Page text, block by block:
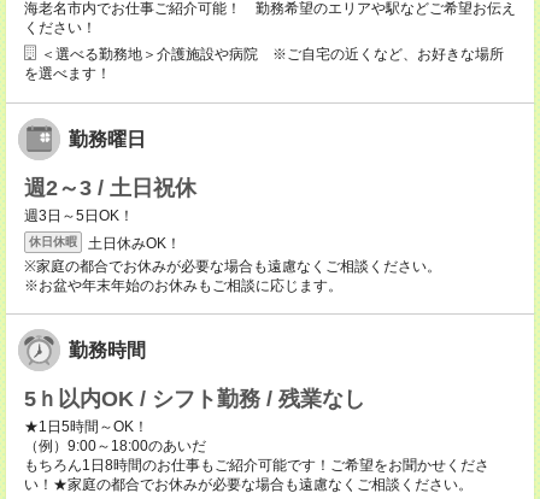
海老名市内でお仕事ご紹介可能！ 勤務希望のエリアや駅などご希望お伝え
ください！
＜選べる勤務地＞介護施設や病院 ※ご自宅の近くなど、お好きな場所
を選べます！
勤務曜日
週2～3 / 土日祝休
週3日～5日OK！
休日休暇
土日休みOK！
※家庭の都合でお休みが必要な場合も遠慮なくご相談ください。
※お盆や年末年始のお休みもご相談に応じます。
勤務時間
5ｈ以内OK / シフト勤務 / 残業なし
★1日5時間～OK！
（例）9:00～18:00のあいだ
もちろん1日8時間のお仕事もご紹介可能です！ご希望をお聞かせくださ
い！★家庭の都合でお休みが必要な場合も遠慮なくご相談ください。